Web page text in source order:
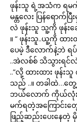
ဖုန်းသူ ရဲ့အသံက ရမ
မန္တလေး ပြန်ရောက်ပ
လဲ ဖုန်းသူ သူ့ကို ဖုန်း
။ “ ဖုန်းသူ..ယူ့ကို ထား
ပေမဲ့ ဒီလောက်နဲ့ဘဲ
..အဲလစ်စ် သိသွားရင်
..”လို့ ထားထား ဖုန်း
သည် ..။ တခါထဲ…တွေ့ရ
ဘယ်လောက် ကိုယ်လုံး
မက်ရတဲ့အကြောင်းတွ
ဖြည့်ဆည်းပေးနေ